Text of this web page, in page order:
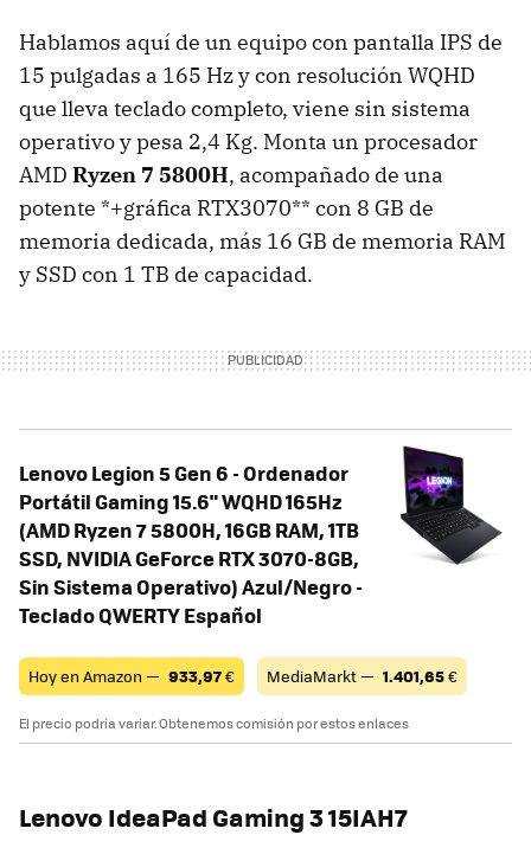
Hablamos aquí de un equipo con pantalla IPS de
15 pulgadas a 165 Hz y con resolución WQHD
que lleva teclado completo, viene sin sistema
operativo y pesa 2,4 Kg. Monta un procesador
AMD Ryzen 7 5800H, acompañado de una
potente *+gráfica RTX3070** con 8 GB de
memoria dedicada, más 16 GB de memoria RAM
y SSD con 1 TB de capacidad.
Lenovo Legion 5 Gen 6 - Ordenador
Portátil Gaming 15.6" WQHD 165Hz
(AMD Ryzen 7 5800H, 16GB RAM, 1TB
SSD, NVIDIA GeForce RTX 3070-8GB,
Sin Sistema Operativo) Azul/Negro -
Teclado QWERTY Español
Hoy en Amazon — 933,97€ MediaMarkt — 1.401,65€
El precio podría variar. Obtenemos comisión por estos enlaces
Lenovo IdeaPad Gaming 3 15IAH7